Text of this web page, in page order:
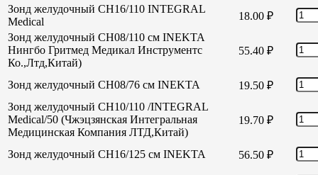
Зонд желудочный СН16/110 INTEGRAL
Medical
18.00 ₽
Зонд желудочный СН08/110 см INEKTA
Нингбо Гритмед Медикал Инструментс
Ко.,Лтд,Китай)
55.40 ₽
Зонд желудочный СН08/76 см INEKTA 19.50 ₽
Зонд желудочный СН10/110 /INTEGRAL
Medical/50 (Чжэцзянская Интегральная
Медицинская Компания ЛТД,Китай)
19.70 ₽
Зонд желудочный СН16/125 см INEKTA 56.50 ₽